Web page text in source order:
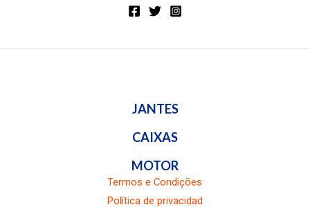
JANTES
CAIXAS
MOTOR
Termos e Condições
Política de privacidad